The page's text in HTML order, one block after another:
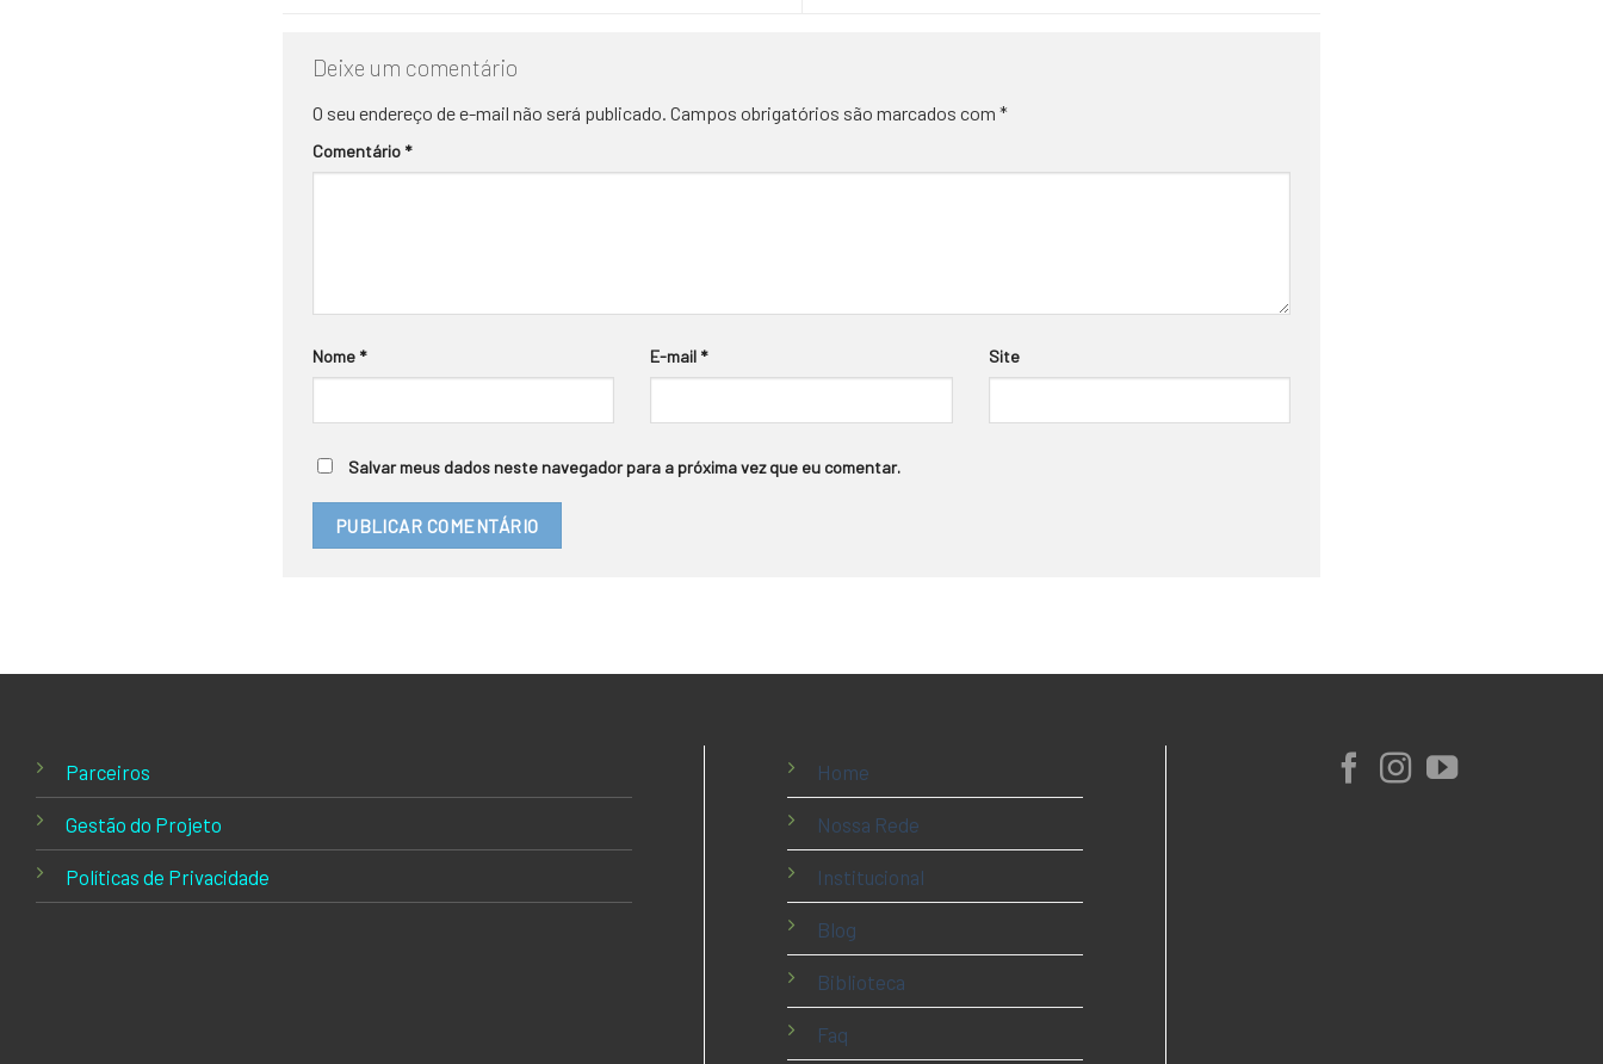
Deixe um comentário
O seu endereço de e-mail não será publicado. Campos obrigatórios são marcados com *
Comentário *
Nome * E-mail * Site
Salvar meus dados neste navegador para a próxima vez que eu comentar.
Parceiros
Gestão do Projeto
Políticas de Privacidade
Home
Nossa Rede
Institucional
Blog
Biblioteca
Faq